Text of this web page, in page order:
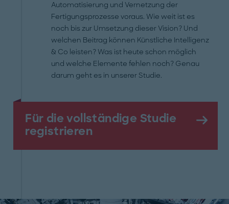
Automatisierung und Vernetzung der
Fertigungsprozesse voraus. Wie weit ist es
noch bis zur Umsetzung dieser Vision? Und
welchen Beitrag können Künstliche Intelligenz
& Co leisten? Was ist heute schon möglich
und welche Elemente fehlen noch? Genau
darum geht es in unserer Studie.
Für die vollständige Studie
registrieren